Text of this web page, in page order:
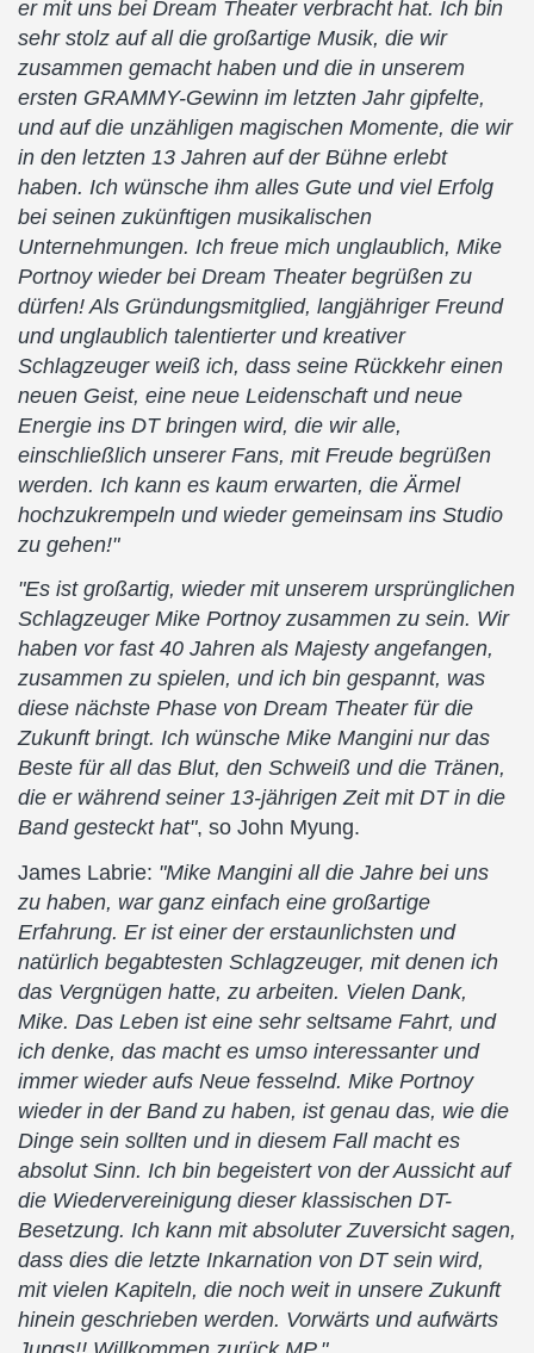
er mit uns bei Dream Theater verbracht hat. Ich bin
sehr stolz auf all die großartige Musik, die wir
zusammen gemacht haben und die in unserem
ersten GRAMMY-Gewinn im letzten Jahr gipfelte,
und auf die unzähligen magischen Momente, die wir
in den letzten 13 Jahren auf der Bühne erlebt
haben. Ich wünsche ihm alles Gute und viel Erfolg
bei seinen zukünftigen musikalischen
Unternehmungen. Ich freue mich unglaublich, Mike
Portnoy wieder bei Dream Theater begrüßen zu
dürfen! Als Gründungsmitglied, langjähriger Freund
und unglaublich talentierter und kreativer
Schlagzeuger weiß ich, dass seine Rückkehr einen
neuen Geist, eine neue Leidenschaft und neue
Energie ins DT bringen wird, die wir alle,
einschließlich unserer Fans, mit Freude begrüßen
werden. Ich kann es kaum erwarten, die Ärmel
hochzukrempeln und wieder gemeinsam ins Studio
zu gehen!"
"Es ist großartig, wieder mit unserem ursprünglichen
Schlagzeuger Mike Portnoy zusammen zu sein. Wir
haben vor fast 40 Jahren als Majesty angefangen,
zusammen zu spielen, und ich bin gespannt, was
diese nächste Phase von Dream Theater für die
Zukunft bringt. Ich wünsche Mike Mangini nur das
Beste für all das Blut, den Schweiß und die Tränen,
die er während seiner 13-jährigen Zeit mit DT in die
Band gesteckt hat", so John Myung.
James Labrie: "Mike Mangini all die Jahre bei uns
zu haben, war ganz einfach eine großartige
Erfahrung. Er ist einer der erstaunlichsten und
natürlich begabtesten Schlagzeuger, mit denen ich
das Vergnügen hatte, zu arbeiten. Vielen Dank,
Mike. Das Leben ist eine sehr seltsame Fahrt, und
ich denke, das macht es umso interessanter und
immer wieder aufs Neue fesselnd. Mike Portnoy
wieder in der Band zu haben, ist genau das, wie die
Dinge sein sollten und in diesem Fall macht es
absolut Sinn. Ich bin begeistert von der Aussicht auf
die Wiedervereinigung dieser klassischen DT-
Besetzung. Ich kann mit absoluter Zuversicht sagen,
dass dies die letzte Inkarnation von DT sein wird,
mit vielen Kapiteln, die noch weit in unsere Zukunft
hinein geschrieben werden. Vorwärts und aufwärts